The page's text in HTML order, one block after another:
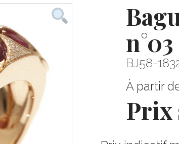
n°03
BJ58-
À partir
Prix